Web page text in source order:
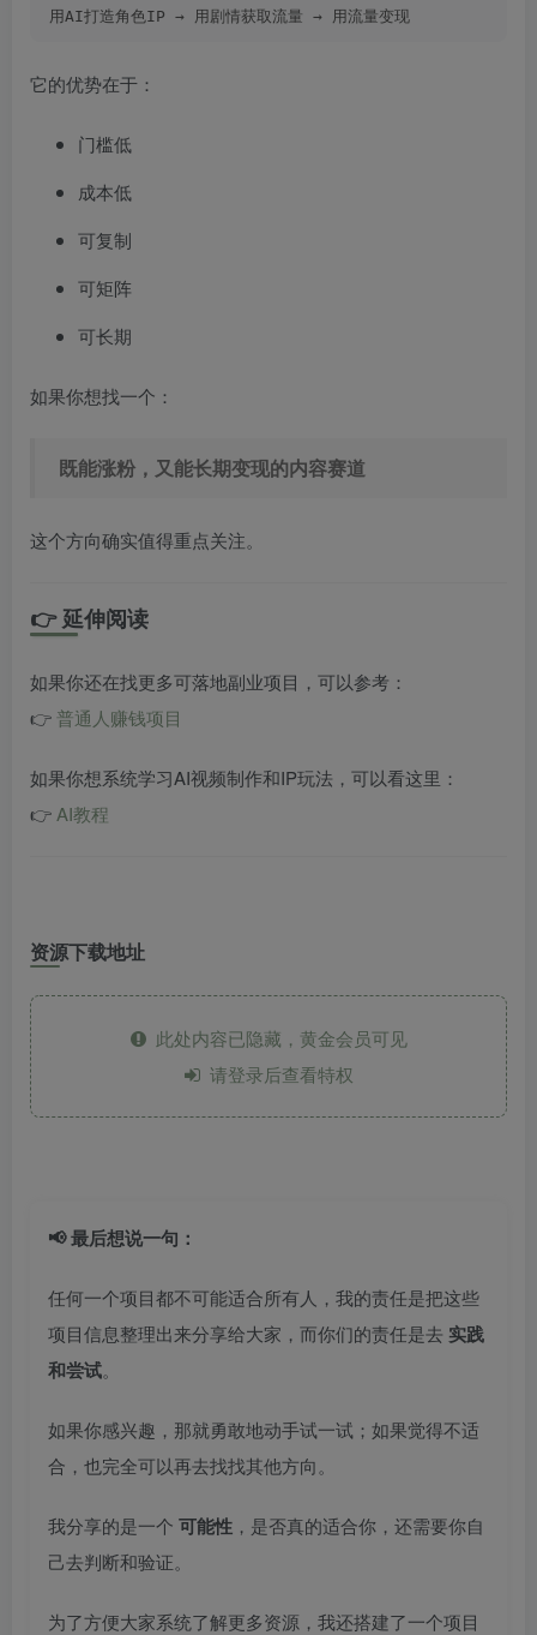
用AI打造角色IP → 用剧情获取流量 → 用流量变现
它的优势在于：
门槛低
成本低
可复制
可矩阵
可长期
如果你想找一个：
既能涨粉，又能长期变现的内容赛道
这个方向确实值得重点关注。
👉 延伸阅读
如果你还在找更多可落地副业项目，可以参考：
👉 普通人赚钱项目
如果你想系统学习AI视频制作和IP玩法，可以看这里：
👉 AI教程
资源下载地址
此处内容已隐藏，黄金会员可见
请登录后查看特权
📢 最后想说一句：
任何一个项目都不可能适合所有人，我的责任是把这些
项目信息整理出来分享给大家，而你们的责任是去 实践
和尝试。
如果你感兴趣，那就勇敢地动手试一试；如果觉得不适
合，也完全可以再去找找其他方向。
我分享的是一个 可能性 ，是否真的适合你，还需要你自
己去判断和验证。
为了方便大家系统了解更多资源，我还搭建了一个项目